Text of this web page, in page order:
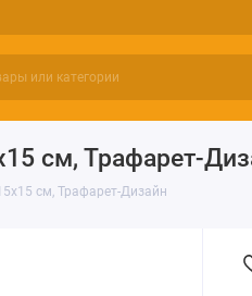
см, Трафарет-
см, Трафарет-Дизайн